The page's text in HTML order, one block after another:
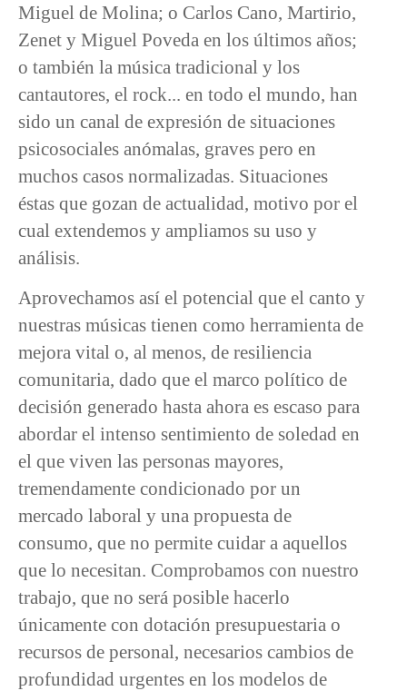
Miguel de Molina; o Carlos Cano, Martirio,
Zenet y Miguel Poveda en los últimos años;
o también la música tradicional y los
cantautores, el rock... en todo el mundo, han
sido un canal de expresión de situaciones
psicosociales anómalas, graves pero en
muchos casos normalizadas. Situaciones
éstas que gozan de actualidad, motivo por el
cual extendemos y ampliamos su uso y
análisis.
Aprovechamos así el potencial que el canto y
nuestras músicas tienen como herramienta de
mejora vital o, al menos, de resiliencia
comunitaria, dado que el marco político de
decisión generado hasta ahora es escaso para
abordar el intenso sentimiento de soledad en
el que viven las personas mayores,
tremendamente condicionado por un
mercado laboral y una propuesta de
consumo, que no permite cuidar a aquellos
que lo necesitan. Comprobamos con nuestro
trabajo, que no será posible hacerlo
únicamente con dotación presupuestaria o
recursos de personal, necesarios cambios de
profundidad urgentes en los modelos de